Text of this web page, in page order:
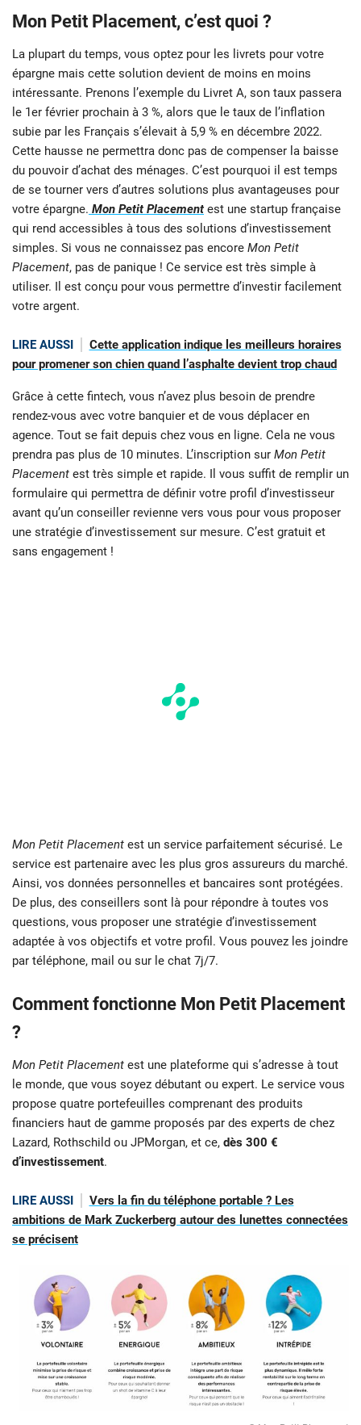
Mon Petit Placement, c’est quoi ?
La plupart du temps, vous optez pour les livrets pour votre
épargne mais cette solution devient de moins en moins
intéressante. Prenons l’exemple du Livret A, son taux passera
le 1er février prochain à 3 %, alors que le taux de l’inflation
subie par les Français s’élevait à 5,9 % en décembre 2022.
Cette hausse ne permettra donc pas de compenser la baisse
du pouvoir d’achat des ménages. C’est pourquoi il est temps
de se tourner vers d’autres solutions plus avantageuses pour
votre épargne. Mon Petit Placement est une startup française
qui rend accessibles à tous des solutions d’investissement
simples. Si vous ne connaissez pas encore Mon Petit
Placement, pas de panique ! Ce service est très simple à
utiliser. Il est conçu pour vous permettre d’investir facilement
votre argent.
LIRE AUSSI
Cette application indique les meilleurs horaires
pour promener son chien quand l’asphalte devient trop chaud
Grâce à cette fintech, vous n’avez plus besoin de prendre
rendez-vous avec votre banquier et de vous déplacer en
agence. Tout se fait depuis chez vous en ligne. Cela ne vous
prendra pas plus de 10 minutes. L’inscription sur Mon Petit
Placement est très simple et rapide. Il vous suffit de remplir un
formulaire qui permettra de définir votre profil d’investisseur
avant qu’un conseiller revienne vers vous pour vous proposer
une stratégie d’investissement sur mesure. C’est gratuit et
sans engagement !
Mon Petit Placement est un service parfaitement sécurisé. Le
service est partenaire avec les plus gros assureurs du marché.
Ainsi, vos données personnelles et bancaires sont protégées.
De plus, des conseillers sont là pour répondre à toutes vos
questions, vous proposer une stratégie d’investissement
adaptée à vos objectifs et votre profil. Vous pouvez les joindre
par téléphone, mail ou sur le chat 7j/7.
Comment fonctionne Mon Petit Placement
?
Mon Petit Placement est une plateforme qui s’adresse à tout
le monde, que vous soyez débutant ou expert. Le service vous
propose quatre portefeuilles comprenant des produits
financiers haut de gamme proposés par des experts de chez
Lazard, Rothschild ou JPMorgan, et ce, dès 300 €
d’investissement.
LIRE AUSSI
Vers la fin du téléphone portable ? Les
ambitions de Mark Zuckerberg autour des lunettes connectées
se précisent